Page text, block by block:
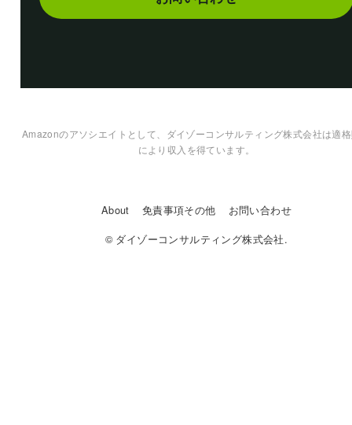
Amazonのアソシエイトとして、ダイゾーコンサルティング株式会社は適
により収入を得ています。
About 免責事項その他
お問い合わせ
© ダイゾーコンサルティング株式会社.